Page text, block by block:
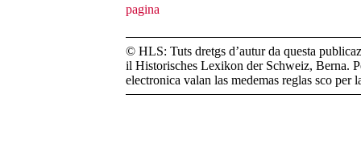
© HLS: Tuts dretgs d’autur da questa
il Historisches Lexikon der Schweiz, Berna.
electronica valan las medemas reglas sco per